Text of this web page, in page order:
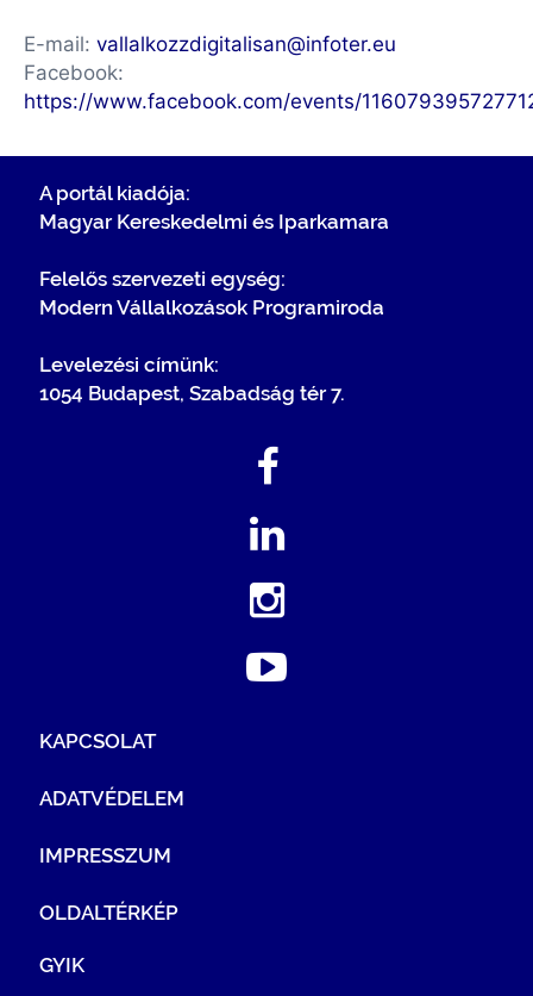
E-mail: vallalkozzdigitalisan@infoter.eu
Facebook:
https://www.facebook.com/events/
A portál kiadója:
Magyar Kereskedelmi és Iparkamara
Felelős szervezeti egység:
Modern Vállalkozások Programiroda
Levelezési címünk:
1054 Budapest, Szabadság tér 7.
KAPCSOLAT
ADATVÉDELEM
IMPRESSZUM
OLDALTÉRKÉP
GYIK